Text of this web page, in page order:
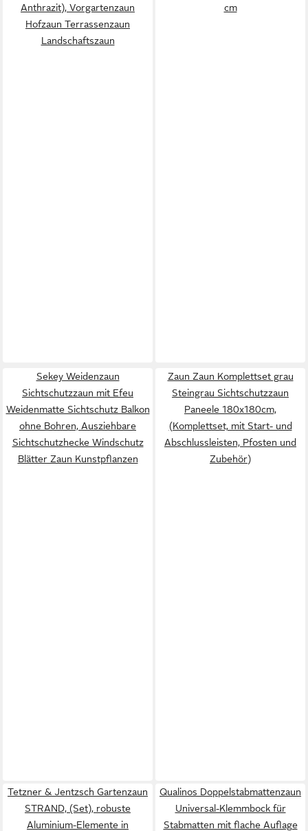
Anthrazit), Vorgartenzaun
Hofzaun Terrassenzaun
Landschaftszaun
cm
Sekey Weidenzaun
Sichtschutzzaun mit Efeu
Weidenmatte Sichtschutz Balkon
ohne Bohren, Ausziehbare
Sichtschutzhecke Windschutz
Blätter Zaun Kunstpflanzen
Zaun Zaun Komplettset grau
Steingrau Sichtschutzzaun
Paneele 180x180cm,
(Komplettset, mit Start- und
Abschlussleisten, Pfosten und
Zubehör)
Tetzner & Jentzsch Gartenzaun
STRAND, (Set), robuste
Aluminium-Elemente in
Qualinos Doppelstabmattenzaun
Universal-Klemmbock für
Stabmatten mit flache Auflage